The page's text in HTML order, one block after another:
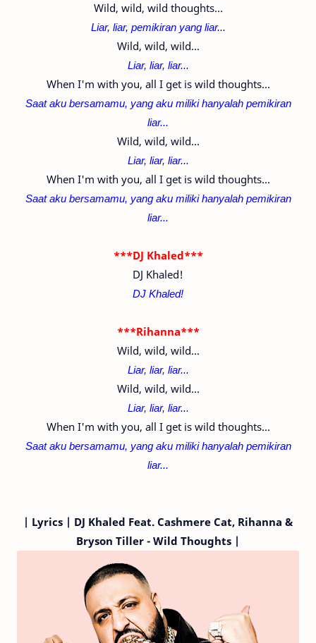
Wild, wild, wild thoughts...
Liar, liar, pemikiran yang liar...
Wild, wild, wild...
Liar, liar, liar...
When I'm with you, all I get is wild thoughts...
Saat aku bersamamu, yang aku miliki hanyalah pemikiran
liar...
Wild, wild, wild...
Liar, liar, liar...
When I'm with you, all I get is wild thoughts...
Saat aku bersamamu, yang aku miliki hanyalah pemikiran
liar...
***DJ Khaled***
DJ Khaled!
DJ Khaled!
***Rihanna***
Wild, wild, wild...
Liar, liar, liar...
Wild, wild, wild...
Liar, liar, liar...
When I'm with you, all I get is wild thoughts...
Saat aku bersamamu, yang aku miliki hanyalah pemikiran
liar...
| Lyrics | DJ Khaled Feat. Cashmere Cat, Rihanna &
Bryson Tiller - Wild Thoughts |